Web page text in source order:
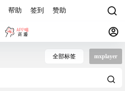
帮助 签到 赞助
全部标签 mxplayer